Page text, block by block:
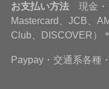
お支払い方法現金・
Mastercard、JCB、
Club、DISCOVER）
Paypay・交通系各種